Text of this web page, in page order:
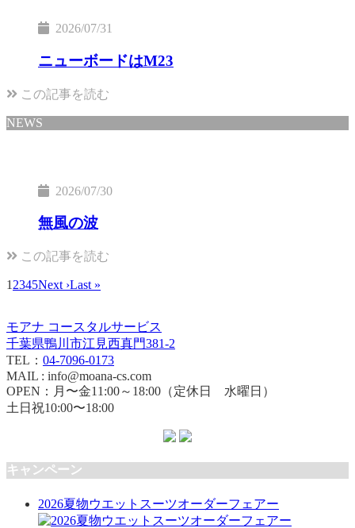
2026/07/31
ニューボードはM23
この記事を読む
NEWS
2026/07/30
無風の波
この記事を読む
1 2345Next ›Last »
モアナ コースタルサービス
千葉県鴨川市江見西真門381-2
TEL： 04-7096-0173
MAIL : info@moana-cs.com
OPEN：月〜金11:00～18:00（定休日 水曜日）
土日祝10:00〜18:00
キャンペーン
2026夏物ウエットスーツオーダーフェアー